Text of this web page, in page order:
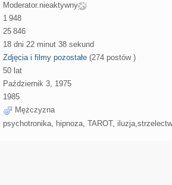
Moderator.nieaktywny
1 948
25 846
18 dni 22 minut 38 sekund
Zdjęcia i filmy pozostałe (274 postów )
50 lat
Październik 3, 1975
1985
Mężczyzna
psychotronika, hipnoza, TAROT,